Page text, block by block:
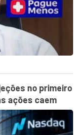
no primeiro
ações caem